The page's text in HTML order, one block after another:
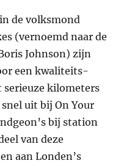
de volksmond
(vernoemd naar de
Johnson) zijn
een kwaliteits-
serieuze kilometers
uit bij On Your
bij station
van deze
aan Londen’s